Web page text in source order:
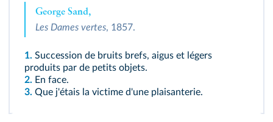
George Sand,
Les Dames vertes, 1857.
1. Succession de bruits brefs, aigus et légers
produits par de petits objets.
2. En face.
3. Que j'étais la victime d'une plaisanterie.